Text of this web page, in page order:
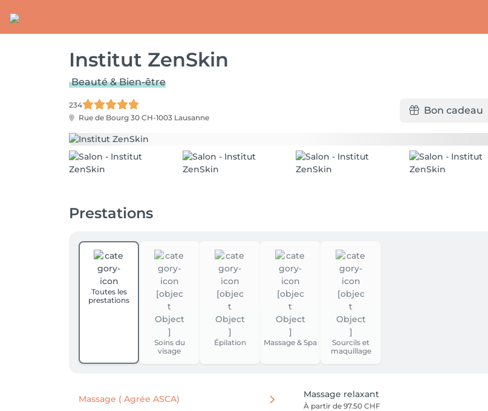
Institut ZenSkin
Beauté & Bien-être
234
Rue de Bourg 30 CH-1003 Lausanne
Bon cadeau
Prestations
Toutes les
prestations
Soins du
visage
Épilation Massage & Spa
Sourcils et
maquillage
Massage ( Agrée ASCA) Massage relaxant
À partir de 97.50 CHF